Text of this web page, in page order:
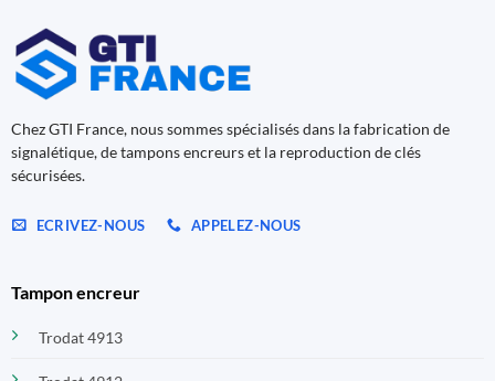
Chez GTI France, nous sommes spécialisés dans la fabrication de
signalétique, de tampons encreurs et la reproduction de clés
sécurisées.
ECRIVEZ-NOUS APPELEZ-NOUS
Tampon encreur
Trodat 4913